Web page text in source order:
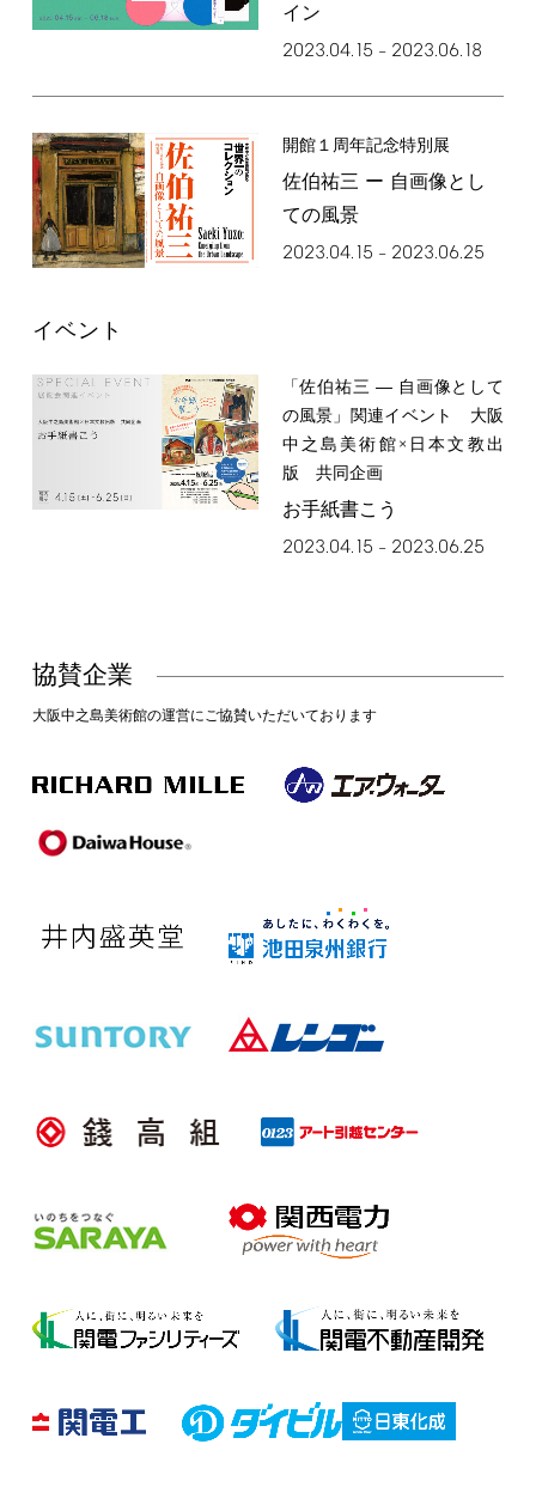
イン
2023.04.15 – 2023.06.18
開館１周年記念特別展
佐伯祐三 ー 自画像とし
ての風景
2023.04.15 – 2023.06.25
イベント
「佐伯祐三 ― 自画像として
の風景」関連イベント 大阪
中之島美術館×日本文教出
版 共同企画
お手紙書こう
2023.04.15 – 2023.06.25
協賛企業
大阪中之島美術館の運営にご協賛いただいております